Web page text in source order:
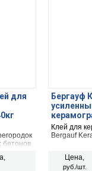
для
бетонов
Бергауф
Клей для
Bergauf
Цена,
руб./шт.